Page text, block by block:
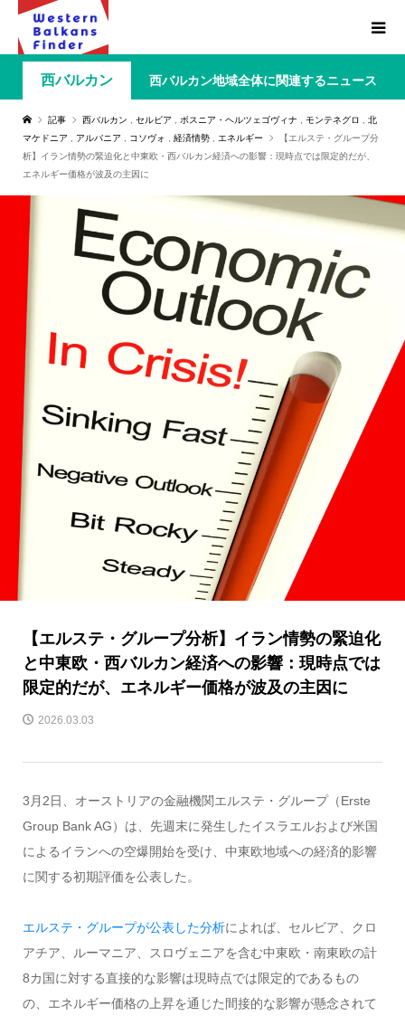
西バルカン 西バルカン地域全体に関連するニュース
記事 西バルカン セルビア ボスニア・ヘルツェゴヴィナ モンテネグロ
北
マケドニア
アルバニア コソヴォ 経済情勢 エネルギー
【エルステ・グループ分
析】イラン情勢の緊迫化と中東欧・西バルカン経済への影響：現時点では限定的だが、
エネルギー価格が波及の主因に
【エルステ・グループ分析】イラン情勢の緊迫化
と中東欧・西バルカン経済への影響：現時点では
限定的だが、エネルギー価格が波及の主因に
2026.03.03
3月2日、オーストリアの金融機関エルステ・グループ（Erste
Group Bank AG）は、先週末に発生したイスラエルおよび米国
によるイランへの空爆開始を受け、中東欧地域への経済的影響
に関する初期評価を公表した。
エルステ・グループが公表した分析によれば、セルビア、クロ
アチア、ルーマニア、スロヴェニアを含む中東欧・南東欧の計
8カ国に対する直接的な影響は現時点では限定的であるもの
の、エネルギー価格の上昇を通じた間接的な影響が懸念されて